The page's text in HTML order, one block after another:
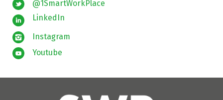
@1SmartWorkPlace
LinkedIn
Instagram
Youtube